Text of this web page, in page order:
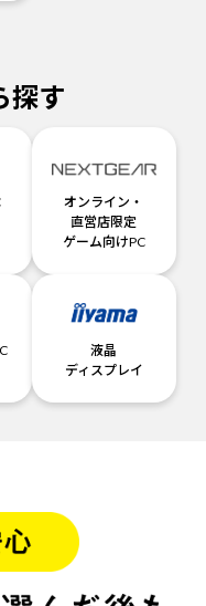
探す
オンライン・
直営店限定
ゲーム向けPC
液晶
ディスプレイ